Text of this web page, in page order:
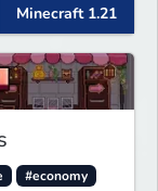
and
Minecraft 1.21
#economy